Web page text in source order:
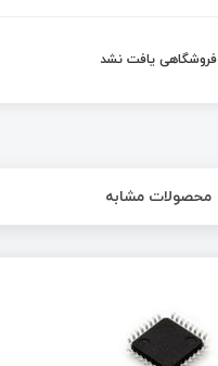
فروشگاهی یافت نشد
محصولات مشابه